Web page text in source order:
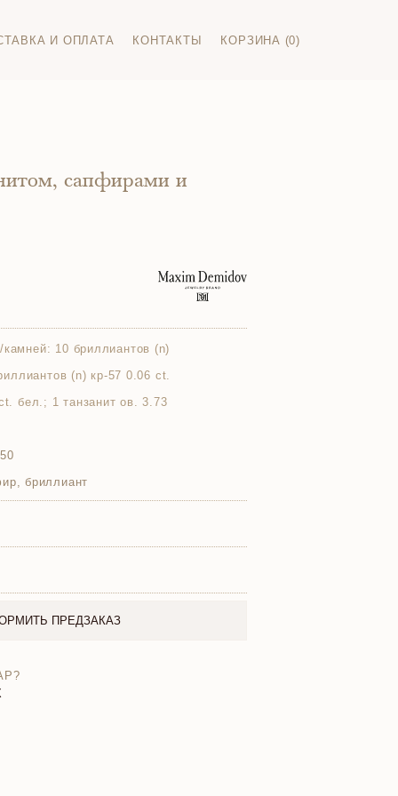
И ОПЛАТА КОНТАКТЫ КОРЗИНА (0)
сапфирами и
камней: 10 бриллиантов (n)
(n) кр-57 0.06 ct.
бел.; 1 танзанит ов. 3.73
бриллиант
ПРЕДЗАКАЗ